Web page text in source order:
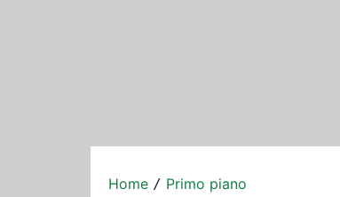
Home / Primo piano